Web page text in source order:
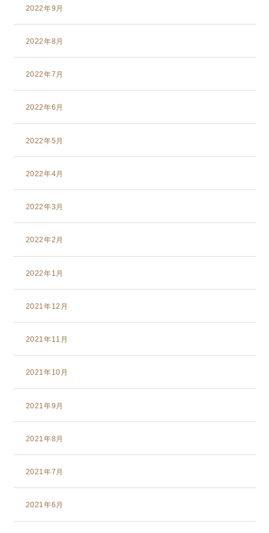
2022年9月
2022年8月
2022年7月
2022年6月
2022年5月
2022年4月
2022年3月
2022年2月
2022年1月
2021年12月
2021年11月
2021年10月
2021年9月
2021年8月
2021年7月
2021年6月